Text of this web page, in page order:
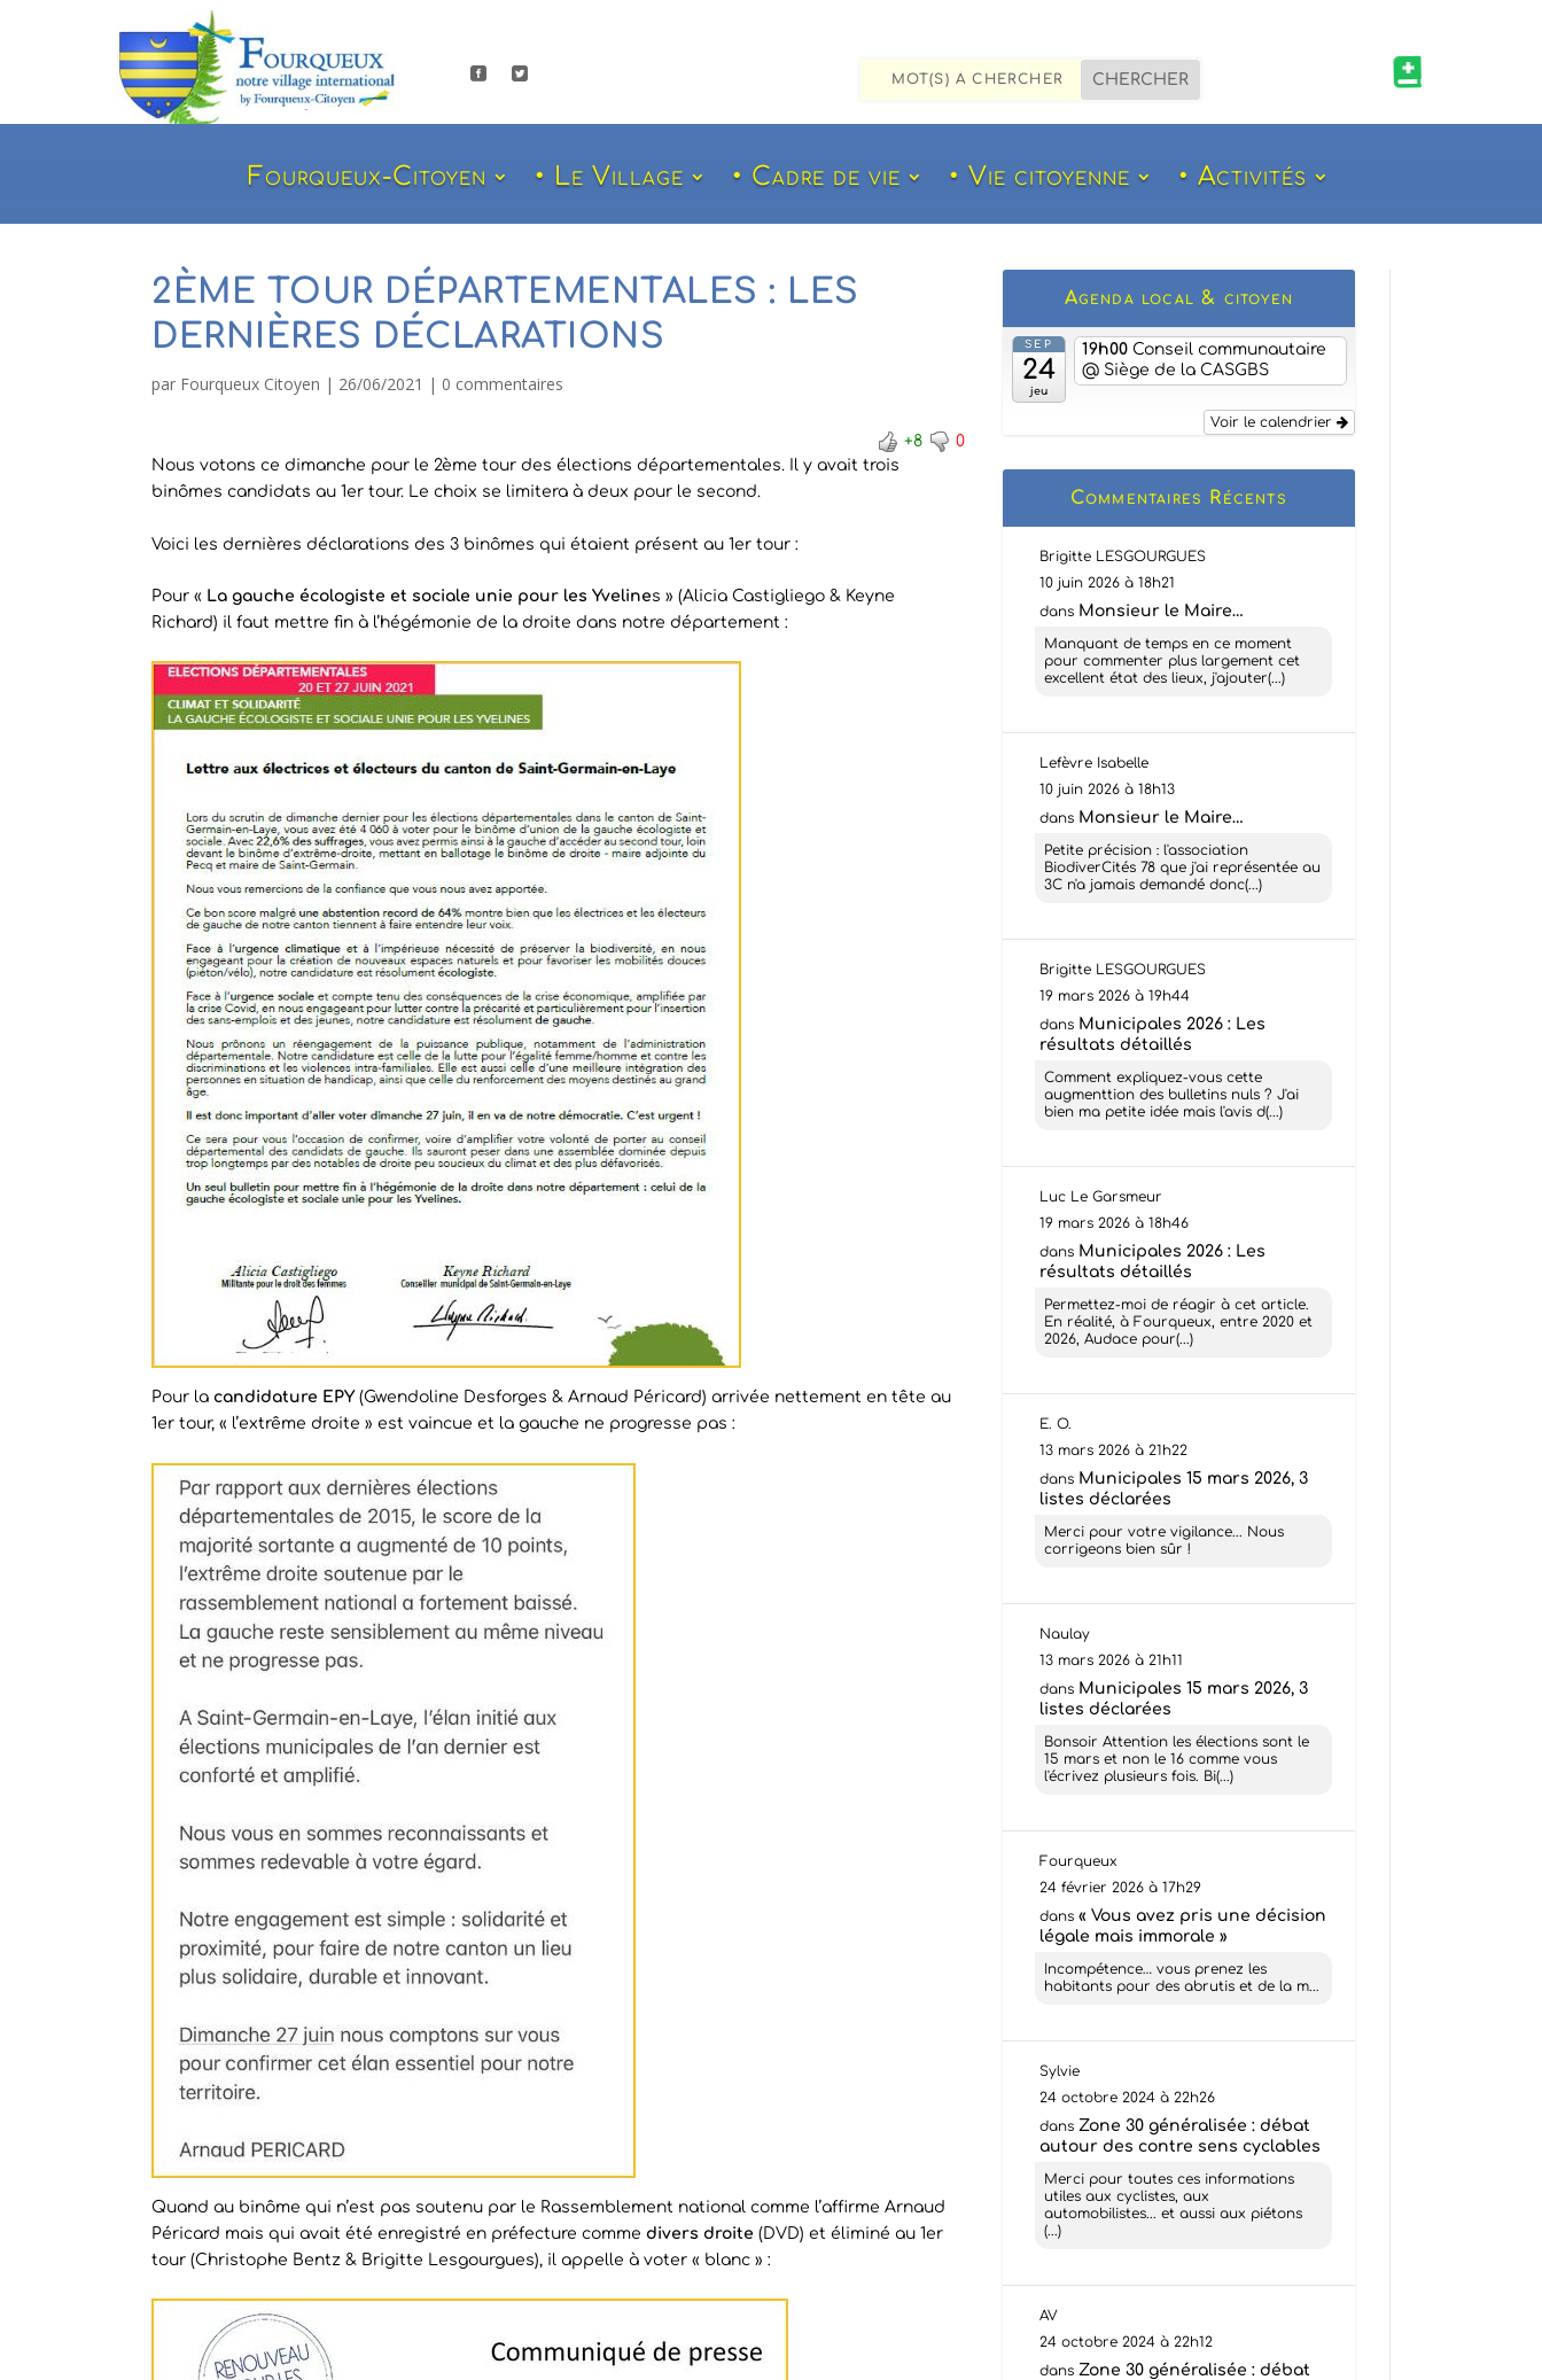
  
Fourqueux-Citoyen • Le Village • Cadre de vie • Vie citoyenne • Activités
2ÈME TOUR DÉPARTEMENTALES : LES
DERNIÈRES DÉCLARATIONS
par Fourqueux Citoyen | 26/06/2021 | 0 commentaires
+8
0
Nous votons ce dimanche pour le 2ème tour des élections départementales. Il y avait trois
binômes candidats au 1er tour. Le choix se limitera à deux pour le second.
Voici les dernières déclarations des 3 binômes qui étaient présent au 1er tour :
Pour « La gauche écologiste et sociale unie pour les Yvelines » (Alicia Castigliego & Keyne
Richard) il faut mettre fin à l’hégémonie de la droite dans notre département :
Pour la candidature EPY (Gwendoline Desforges & Arnaud Péricard) arrivée nettement en tête au
1er tour, « l’extrême droite » est vaincue et la gauche ne progresse pas :
Quand au binôme qui n’est pas soutenu par le Rassemblement national comme l’affirme Arnaud
Péricard mais qui avait été enregistré en préfecture comme divers droite (DVD) et éliminé au 1er
tour (Christophe Bentz & Brigitte Lesgourgues), il appelle à voter « blanc » :
Agenda local & citoyen
SEP
24
jeu
19h00 Conseil communautaire
@ Siège de la CASGBS
Voir le calendrier
Commentaires Récents
Brigitte LESGOURGUES
10 juin 2026 à 18h21
dans Monsieur le Maire…
Manquant de temps en ce moment
pour commenter plus largement cet
excellent état des lieux, j'ajouter(...)
Lefèvre Isabelle
10 juin 2026 à 18h13
dans Monsieur le Maire…
Petite précision : l'association
BiodiverCités 78 que j'ai représentée au
3C n'a jamais demandé donc(...)
Brigitte LESGOURGUES
19 mars 2026 à 19h44
dans Municipales 2026 : Les
résultats détaillés
Comment expliquez-vous cette
augmenttion des bulletins nuls ? J'ai
bien ma petite idée mais l'avis d(...)
Luc Le Garsmeur
19 mars 2026 à 18h46
dans Municipales 2026 : Les
résultats détaillés
Permettez-moi de réagir à cet article.
En réalité, à Fourqueux, entre 2020 et
2026, Audace pour(...)
E. O.
13 mars 2026 à 21h22
dans Municipales 15 mars 2026, 3
listes déclarées
Merci pour votre vigilance... Nous
corrigeons bien sûr !
Naulay
13 mars 2026 à 21h11
dans Municipales 15 mars 2026, 3
listes déclarées
Bonsoir Attention les élections sont le
15 mars et non le 16 comme vous
l'écrivez plusieurs fois. Bi(...)
Fourqueux
24 février 2026 à 17h29
dans « Vous avez pris une décision
légale mais immorale »
Incompétence… vous prenez les
habitants pour des abrutis et de la m...
Sylvie
24 octobre 2024 à 22h26
dans Zone 30 généralisée : débat
autour des contre sens cyclables
Merci pour toutes ces informations
utiles aux cyclistes, aux
automobilistes... et aussi aux piétons
(...)
AV
24 octobre 2024 à 22h12
dans Zone 30 généralisée : débat